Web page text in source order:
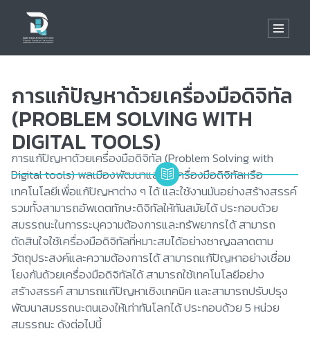
การแก้ปัญหาด้วยเครื่องมือดิจิทัล
(PROBLEM SOLVING WITH
DIGITAL TOOLS)
การแก้ปัญหาด้วยเครื่องมือดิจิทัล (Problem Solving with
Digital tools) พลเมืองพัฒนาและใช้เครื่องมือดิจิทัลหรือ
เทคโนโลยีเพื่อแก้ปัญหาต่าง ๆ ได้ และใช้งานมันอย่างสร้างสรรค์
รวมทั้งสามารถอัพเดตทักษะดิจิทัลให้ทันสมัยได้ ประกอบด้วย
สมรรถนะในการระบุความต้องการและทรัพยากรได้ สามารถ
ตัดสินใจใช้เครื่องมือดิจิทัลที่หมาะสมได้อย่างชาญฉลาดตาม
วัตถุประสงค์และความต้องการได้ สามารถแก้ปัญหาอย่างเชื่อม
โยงกันด้วยเครื่องมือดิจิทัลได้ สามารถใช้เทคโนโลยีอย่าง
สร้างสรรค์ สามารถแก้ปัญหาเชิงเทคนิค และสามารถปรับปรุง
พัฒนาสมรรถนะตนเองให้เท่าทันโลกได้ ประกอบด้วย 5 หน่วย
สมรรถนะ ดังต่อไปนี้